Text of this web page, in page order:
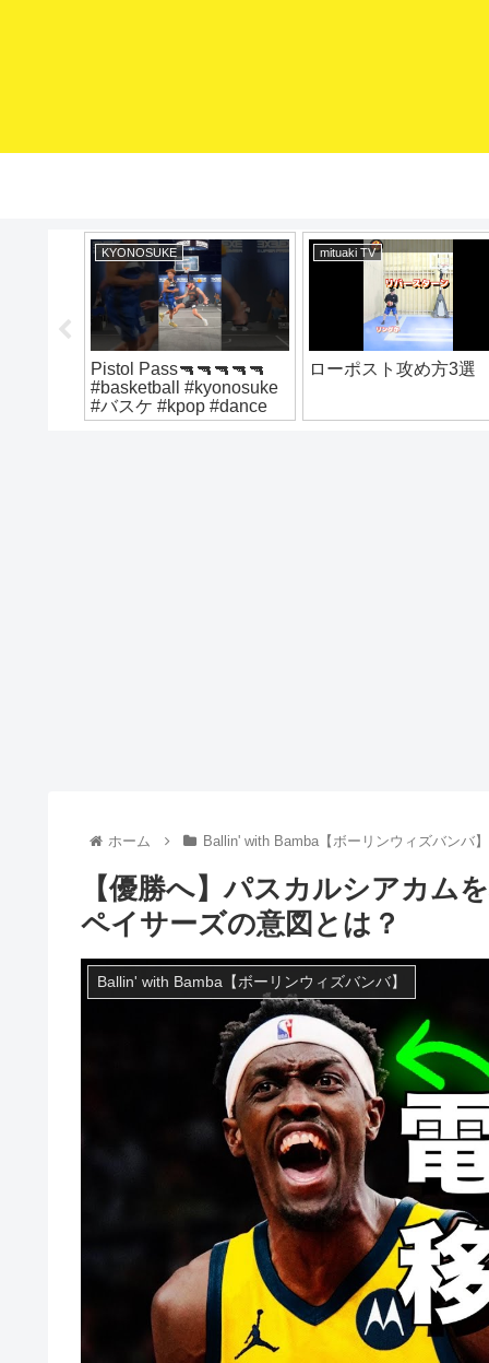
KYONOSUKE
Pistol Pass🔫🔫🔫🔫🔫
#basketball #kyonosuke
#バスケ #kpop #dance
mituaki TV
ローポスト攻め方3選
ホーム Ballin' with Bamba【ボーリンウィズバンバ】
【優勝へ】パスカルシアカム
ペイサーズの意図とは？
Ballin' with Bamba【ボーリンウィズバンバ】